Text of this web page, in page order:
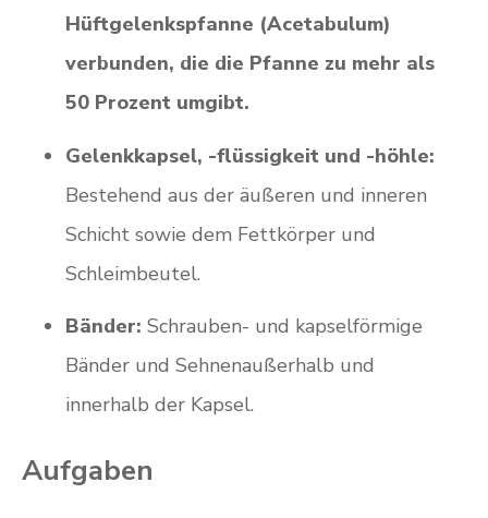
Hüftgelenkspfanne (Acetabulum)
verbunden, die die Pfanne zu mehr als
50 Prozent umgibt.
Gelenkkapsel, -flüssigkeit und -höhle:
Bestehend aus der äußeren und inneren
Schicht sowie dem Fettkörper und
Schleimbeutel.
Bänder: Schrauben- und kapselförmige
Bänder und Sehnenaußerhalb und
innerhalb der Kapsel.
Aufgaben